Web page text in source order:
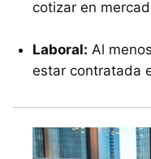
cotizar en
Laboral: Al
estar contratada